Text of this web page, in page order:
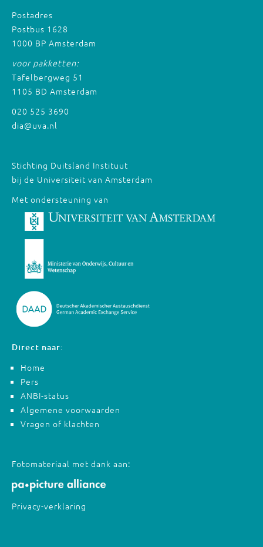
Postadres
Postbus 1628
1000 BP Amsterdam
voor pakketten:
Tafelbergweg 51
1105 BD Amsterdam
020 525 3690
dia@uva.nl
Stichting Duitsland Instituut
bij de Universiteit van Amsterdam
Met ondersteuning van
Direct naar:
Home
Pers
ANBI-status
Algemene voorwaarden
Vragen of klachten
Fotomateriaal met dank aan:
Privacy-verklaring